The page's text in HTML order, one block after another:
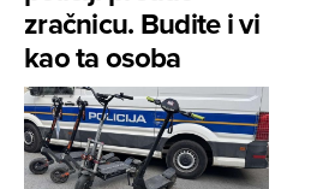
zračnicu. Budite i vi
kao ta osoba